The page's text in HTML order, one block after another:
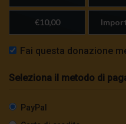
€10,00
Fai questa donazione
Seleziona il metodo di
PayPal